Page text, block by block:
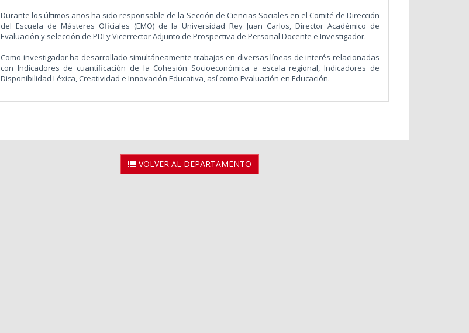
Durante los últimos años ha sido responsable de la Sección de Ciencias Sociales en el Comité de Dirección
del Escuela de Másteres Oficiales (EMO) de la Universidad Rey Juan Carlos, Director Académico de
Evaluación y selección de PDI y Vicerrector Adjunto de Prospectiva de Personal Docente e Investigador.
Como investigador ha desarrollado simultáneamente trabajos en diversas líneas de interés relacionadas
con Indicadores de cuantificación de la Cohesión Socioeconómica a escala regional, Indicadores de
Disponibilidad Léxica, Creatividad e Innovación Educativa, así como Evaluación en Educación.
VOLVER AL DEPARTAMENTO